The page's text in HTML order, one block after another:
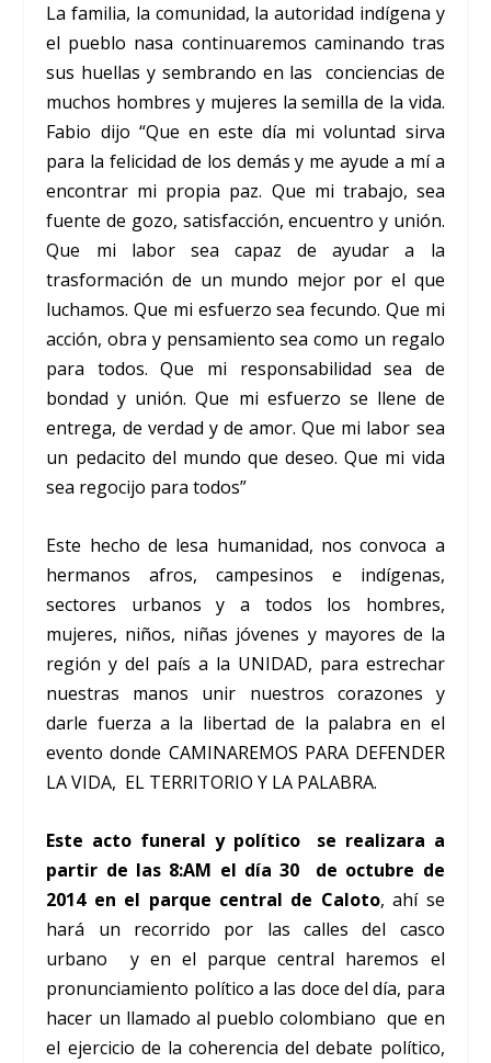
La familia, la comunidad, la autoridad indígena y
el pueblo nasa continuaremos caminando tras
sus huellas y sembrando en las conciencias de
muchos hombres y mujeres la semilla de la vida.
Fabio dijo “Que en este día mi voluntad sirva
para la felicidad de los demás y me ayude a mí a
encontrar mi propia paz. Que mi trabajo, sea
fuente de gozo, satisfacción, encuentro y unión.
Que mi labor sea capaz de ayudar a la
trasformación de un mundo mejor por el que
luchamos. Que mi esfuerzo sea fecundo. Que mi
acción, obra y pensamiento sea como un regalo
para todos. Que mi responsabilidad sea de
bondad y unión. Que mi esfuerzo se llene de
entrega, de verdad y de amor. Que mi labor sea
un pedacito del mundo que deseo. Que mi vida
sea regocijo para todos”
Este hecho de lesa humanidad, nos convoca a
hermanos afros, campesinos e indígenas,
sectores urbanos y a todos los hombres,
mujeres, niños, niñas jóvenes y mayores de la
región y del país a la UNIDAD, para estrechar
nuestras manos unir nuestros corazones y
darle fuerza a la libertad de la palabra en el
evento donde CAMINAREMOS PARA DEFENDER
LA VIDA, EL TERRITORIO Y LA PALABRA.
Este acto funeral y político se realizara a
partir de las 8:AM el día 30 de octubre de
2014 en el parque central de Caloto, ahí se
hará un recorrido por las calles del casco
urbano y en el parque central haremos el
pronunciamiento político a las doce del día, para
hacer un llamado al pueblo colombiano que en
el ejercicio de la coherencia del debate político,